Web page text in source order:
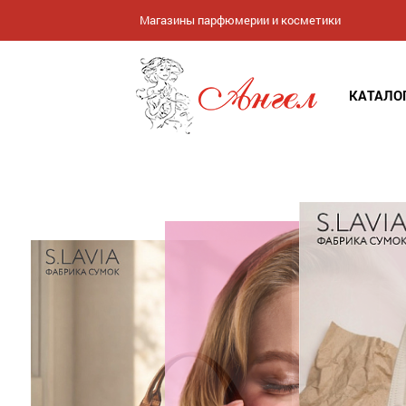
Магазины парфюмерии и косметики